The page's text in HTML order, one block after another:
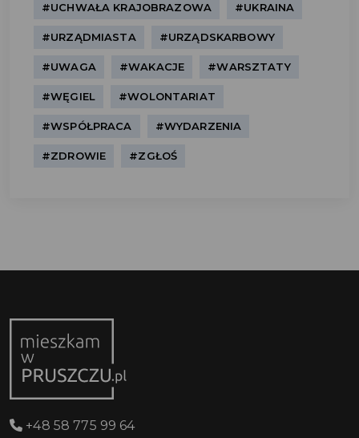
#UCHWAŁA KRAJOBRAZOWA #UKRAINA
#URZĄDMIASTA #URZĄDSKARBOWY
#UWAGA #WAKACJE #WARSZTATY
#WĘGIEL #WOLONTARIAT
#WSPÓŁPRACA #WYDARZENIA
#ZDROWIE #ZGŁOŚ
+48 58 775 99 64